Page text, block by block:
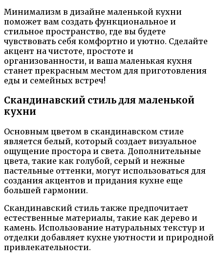
Минимализм в дизайне маленькой кухни
поможет вам создать функциональное и
стильное пространство, где вы будете
чувствовать себя комфортно и уютно. Сделайте
акцент на чистоте, простоте и
организованности, и ваша маленькая кухня
станет прекрасным местом для приготовления
еды и семейных встреч!
Скандинавский стиль для маленькой
кухни
Основным цветом в скандинавском стиле
является белый, который создает визуальное
ощущение простора и света. Дополнительные
цвета, такие как голубой, серый и нежные
пастельные оттенки, могут использоваться для
создания акцентов и придания кухне еще
большей гармонии.
Скандинавский стиль также предпочитает
естественные материалы, такие как дерево и
камень. Использование натуральных текстур и
отделки добавляет кухне уютности и природной
привлекательности.